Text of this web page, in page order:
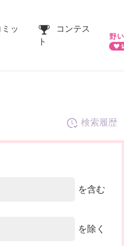
ミッ
コンテス
ト
検索履歴
を含む
を除く